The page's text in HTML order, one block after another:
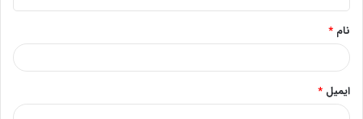
*
نام *
ایمیل *